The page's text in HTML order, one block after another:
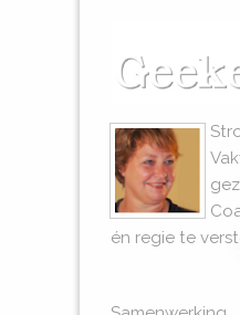
én regie te